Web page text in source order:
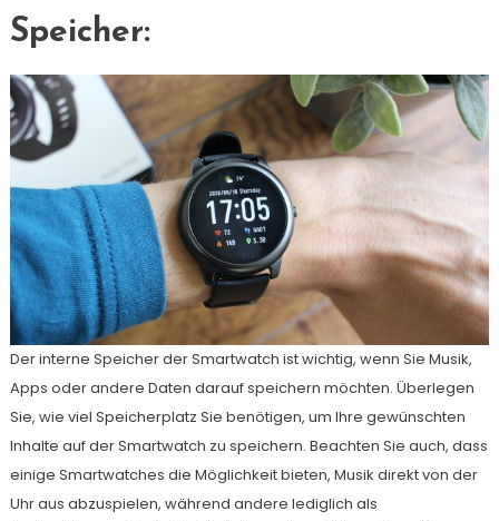
Speicher:
Der interne Speicher der Smartwatch ist wichtig, wenn Sie Musik,
Apps oder andere Daten darauf speichern möchten. Überlegen
Sie, wie viel Speicherplatz Sie benötigen, um Ihre gewünschten
Inhalte auf der Smartwatch zu speichern. Beachten Sie auch, dass
einige Smartwatches die Möglichkeit bieten, Musik direkt von der
Uhr aus abzuspielen, während andere lediglich als